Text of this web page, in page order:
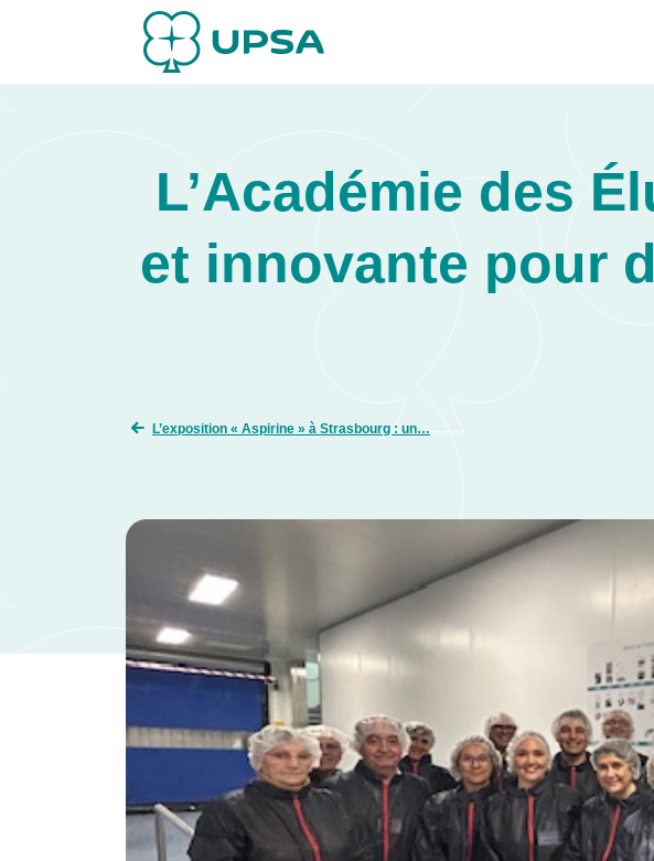
L’Académie des
et innovante pour
L’exposition « Aspirine » à Strasbourg : un…